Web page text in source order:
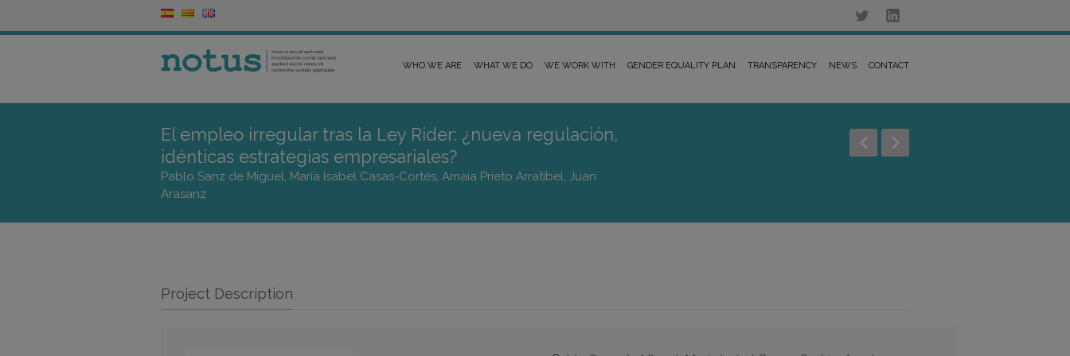
WHO WE ARE WHAT WE DO WE WORK WITH GENDER EQUALITY PLAN TRANSPARENCY NEWS CONTACT
El empleo irregular tras la Ley Rider: ¿nueva regulación,
idénticas estrategias empresariales?
Pablo Sanz de Miguel, María Isabel Casas-Cortés, Amaia Prieto Arratibel, Juan
Arasanz
Project Description